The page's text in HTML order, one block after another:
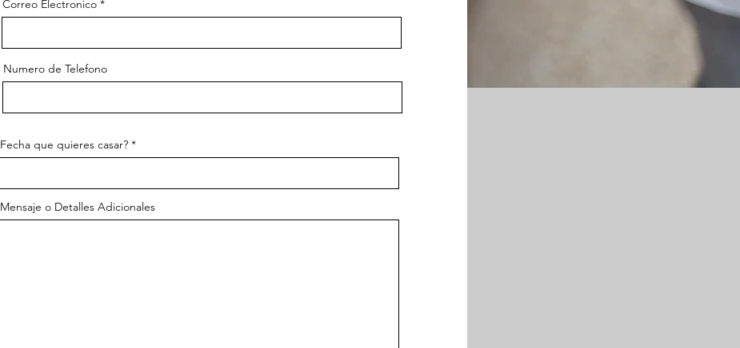
Correo Electronico
Numero de Telefono
Fecha que quieres casar?
Mensaje o Detalles Adicionales